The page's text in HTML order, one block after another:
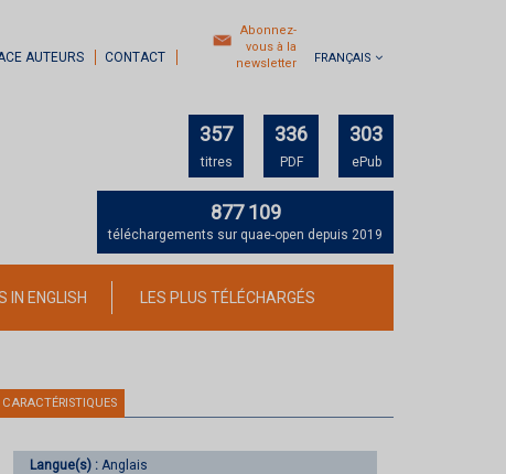
AUTEURS CONTACT
Abonnez-
vous à la
newsletter
FRANÇAIS
357
titres
336
PDF
303
ePub
877 109
téléchargements sur quae-open depuis 2019
IN ENGLISH LES PLUS TÉLÉCHARGÉS
CARACTÉRISTIQUES
Langue(s) : Anglais